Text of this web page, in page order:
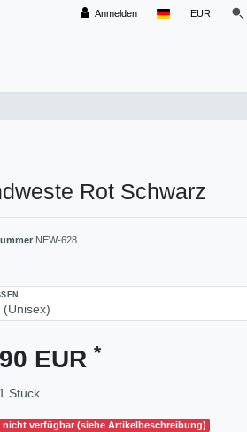
Anmelden EUR
Rot Schwarz
NEW-628
EUR *
1 Stück
nicht verfügbar (siehe Artikelbeschreibung)